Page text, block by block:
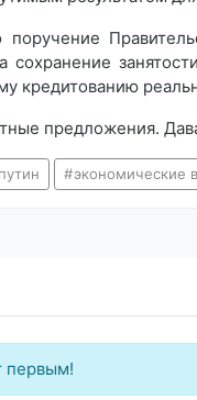
сохранение
кредитованию
предложения.
путин экономические
первым!